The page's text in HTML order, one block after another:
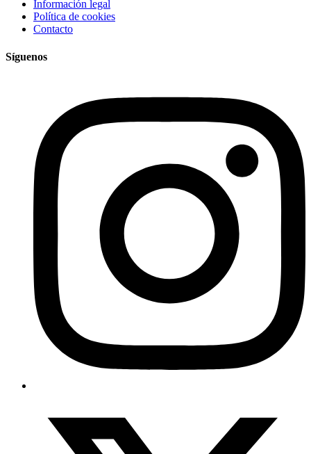
Información legal
Política de cookies
Contacto
Síguenos